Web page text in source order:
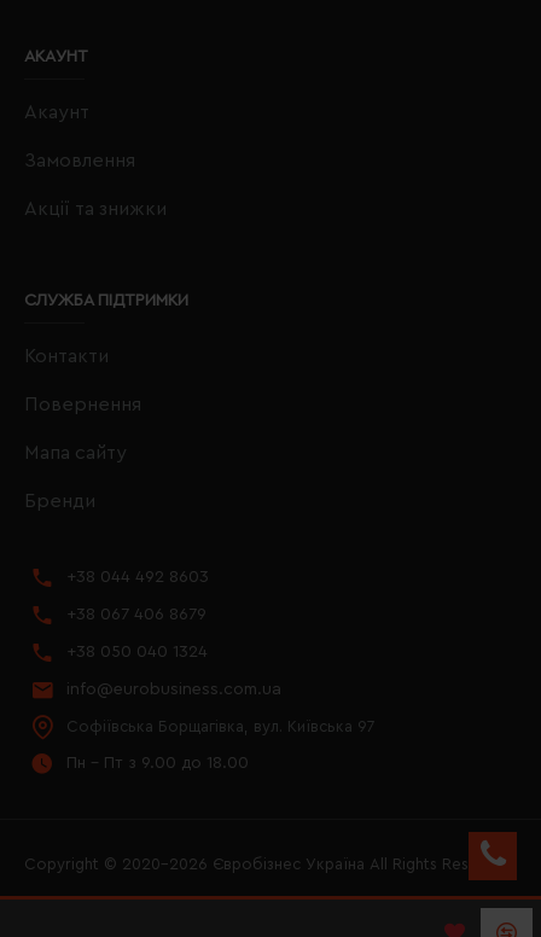
АКАУНТ
Акаунт
Замовлення
Акції та знижки
СЛУЖБА ПІДТРИМКИ
Контакти
Повернення
Мапа сайту
Бренди
+38 044 492 8603
+38 067 406 8679
+38 050 040 1324
info@eurobusiness.com.ua
Софіївська Борщагівка, вул. Київська 97
Пн - Пт з 9.00 до 18.00
Copyright © 2020–2026 Євробізнес Україна All Rights Reserved